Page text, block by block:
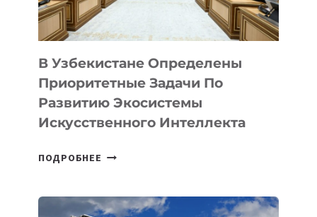
В Узбекистане Определены
Приоритетные Задачи По
Развитию Экосистемы
Искусственного Интеллекта
ПОДРОБНЕЕ
ПРИОРИТЕТНЫЕ